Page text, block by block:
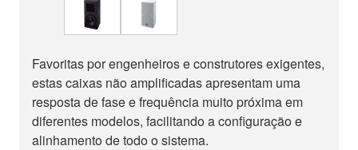
Favoritas por engenheiros e construtores exigentes,
estas caixas não amplificadas apresentam uma
resposta de fase e frequência muito próxima em
diferentes modelos, facilitando a configuração e
alinhamento de todo o sistema.